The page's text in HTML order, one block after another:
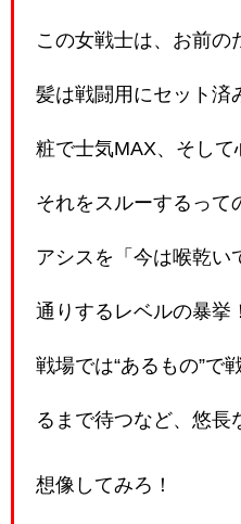
この女戦士は、お前の
髪は戦闘用にセット済
粧で士気MAX、そして
それをスルーするって
アシスを「今は喉乾い
通りするレベルの暴挙！
戦場では“あるもの”で
るまで待つなど、悠長
想像してみろ！